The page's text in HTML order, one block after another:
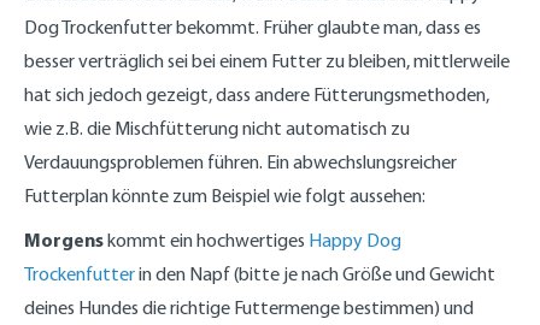
Dog Trockenfutter bekommt. Früher glaubte man, dass es
besser verträglich sei bei einem Futter zu bleiben, mittlerweile
hat sich jedoch gezeigt, dass andere Fütterungsmethoden,
wie z.B. die Mischfütterung nicht automatisch zu
Verdauungsproblemen führen. Ein abwechslungsreicher
Futterplan könnte zum Beispiel wie folgt aussehen:
Morgenskommt ein hochwertiges Happy Dog
Trockenfutterin den Napf (bitte je nach Größe und Gewicht
deines Hundes die richtige Futtermenge bestimmen) und